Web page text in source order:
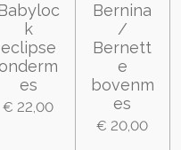
k
eclipse
onderm
es
€ 22,00
Bernina
/
Bernett
e
bovenm
es
€ 20,00